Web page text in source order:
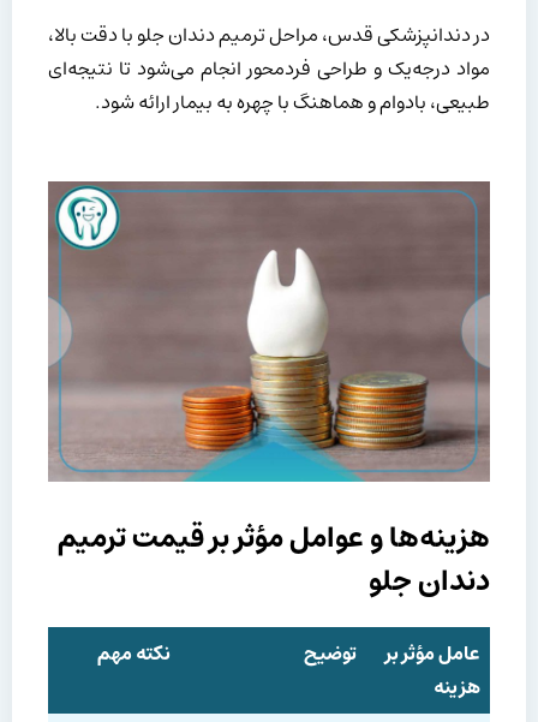
در دندانپزشکی قدس، مراحل ترمیم دندان جلو با دقت بالا،
مواد درجه‌یک و طراحی فردمحور انجام می‌شود تا نتیجه‌ای
طبیعی، بادوام و هماهنگ با چهره به بیمار ارائه شود.
هزینه‌ها و عوامل مؤثر بر قیمت ترمیم
دندان جلو
عامل مؤثر بر
هزینه
توضیح نکته مهم